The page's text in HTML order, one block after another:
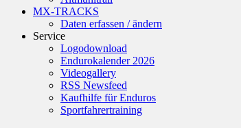
MX-TRACKS
Daten erfassen / ändern
Service
Logodownload
Endurokalender 2026
Videogallery
RSS Newsfeed
Kaufhilfe für Enduros
Sportfahrertraining